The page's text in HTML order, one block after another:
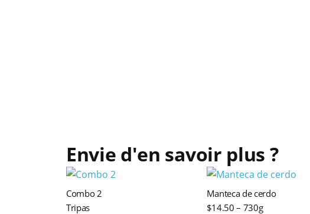
Envie d'en savoir plus ?
Combo 2
Tripas
Manteca de cerdo
$14.50 – 730g